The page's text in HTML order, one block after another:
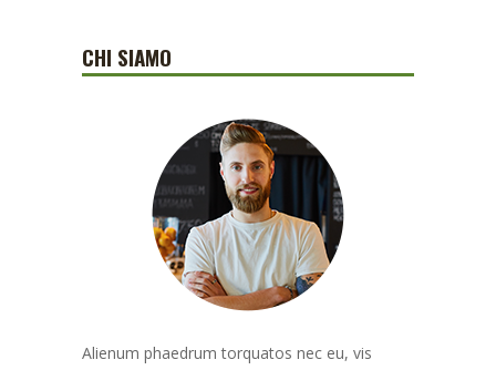
CHI SIAMO
Alienum phaedrum torquatos nec eu, vis